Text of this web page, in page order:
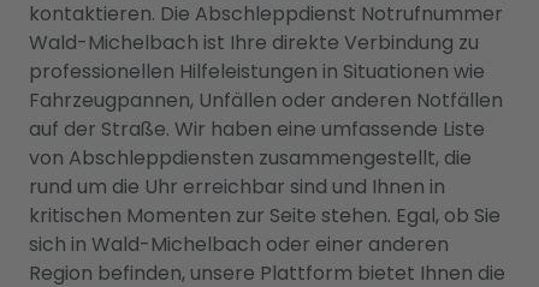
kontaktieren. Die Abschleppdienst Notrufnummer
Wald-Michelbach ist Ihre direkte Verbindung zu
professionellen Hilfeleistungen in Situationen wie
Fahrzeugpannen, Unfällen oder anderen Notfällen
auf der Straße. Wir haben eine umfassende Liste
von Abschleppdiensten zusammengestellt, die
rund um die Uhr erreichbar sind und Ihnen in
kritischen Momenten zur Seite stehen. Egal, ob Sie
sich in Wald-Michelbach oder einer anderen
Region befinden, unsere Plattform bietet Ihnen die